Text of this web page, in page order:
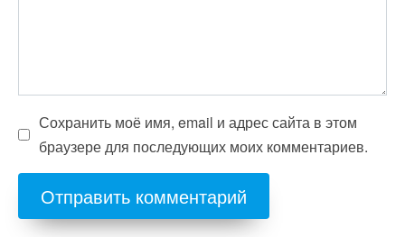
Сохранить моё имя, email и адрес сайта в этом
браузере для последующих моих комментариев.